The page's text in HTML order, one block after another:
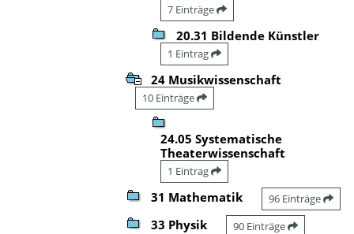
7 Einträge
20.31 Bildende Künstler
1 Eintrag
24 Musikwissenschaft
10 Einträge
24.05 Systematische
Theaterwissenschaft
1 Eintrag
31 Mathematik 96 Einträge
33 Physik 90 Einträge